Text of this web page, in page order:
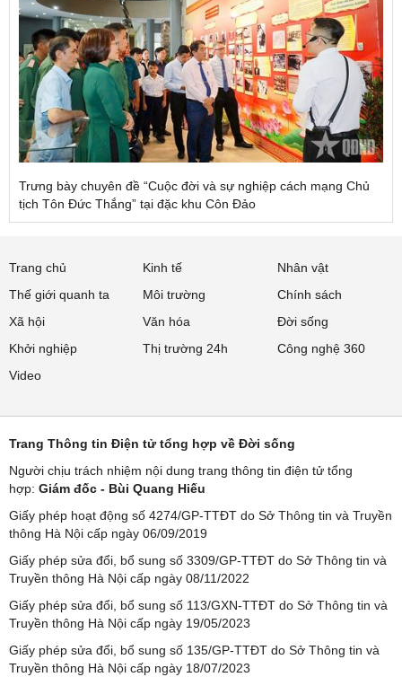
Trưng bày chuyên đề “Cuộc đời và sự nghiệp cách mạng Chủ
tịch Tôn Đức Thắng” tại đặc khu Côn Đảo
Trang chủ Kinh tế
Nhân vật
Thế giới quanh ta
Môi trường
Chính sách
Xã hội
Văn hóa
Đời sống
Khởi nghiệp
Thị trường 24h
Công nghệ 360
Video
Trang Thông tin Điện tử tổng hợp về Đời sống
Người chịu trách nhiệm nội dung trang thông tin điện tử tổng
hợp: Giám đốc - Bùi Quang Hiếu
Giấy phép hoạt động số 4274/GP-TTĐT do Sở Thông tin và Truyền
thông Hà Nội cấp ngày 06/09/2019
Giấy phép sửa đổi, bổ sung số 3309/GP-TTĐT do Sở Thông tin và
Truyền thông Hà Nội cấp ngày 08/11/2022
Giấy phép sửa đổi, bổ sung số 113/GXN-TTĐT do Sở Thông tin và
Truyền thông Hà Nội cấp ngày 19/05/2023
Giấy phép sửa đổi, bổ sung số 135/GP-TTĐT do Sở Thông tin và
Truyền thông Hà Nội cấp ngày 18/07/2023